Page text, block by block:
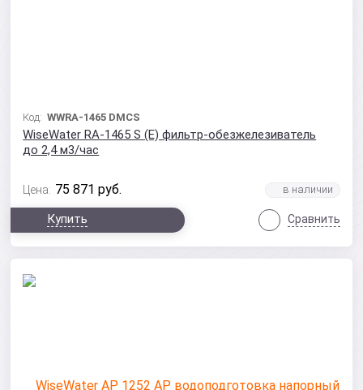
Код:WWRA-1465 DMCS
WiseWater RA-1465 S (Е) фильтр-обезжелезиватель
до 2,4 м3/час
Цена: 75 871 руб.
Купить Сравнить